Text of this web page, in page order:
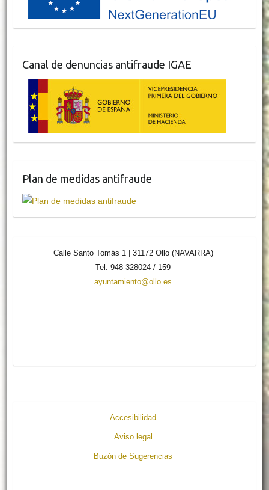
Canal de denuncias antifraude IGAE
Plan de medidas antifraude
Calle Santo Tomás 1 | 31172 Ollo (NAVARRA)
Tel. 948 328024 / 159
ayuntamiento@ollo.es
Accesibilidad
Aviso legal
Buzón de Sugerencias